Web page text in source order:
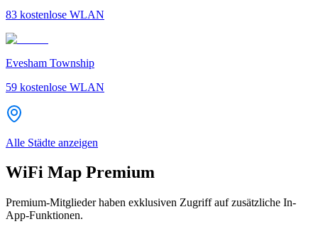
83 kostenlose WLAN
Evesham Township
59 kostenlose WLAN
Alle Städte anzeigen
WiFi Map Premium
Premium-Mitglieder haben exklusiven Zugriff auf zusätzliche In-
App-Funktionen.